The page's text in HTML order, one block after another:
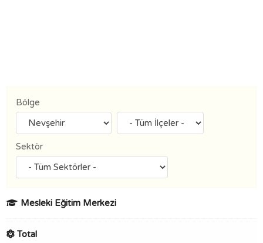
Bölge
Sektör
Mesleki Eğitim Merkezi
Total